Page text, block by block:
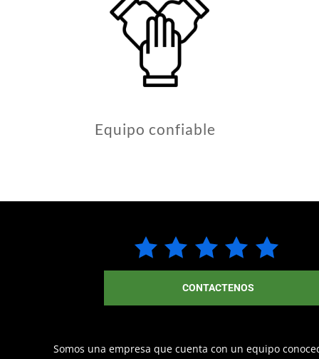
Equipo confiable
CONTACTENOS
Somos una empresa que cuenta con un equipo